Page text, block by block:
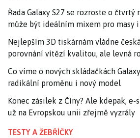
Řada Galaxy S27 se rozroste o
může být ideálním mixem pro masy
Nejlepším 3D tiskárnám vládne
porovnání vítězí kvalitou, ale levná
Co víme o nových skládačkách
radikální proměnu i nový model
Konec zásilek z Číny? Ale kdepak, e-
už na Evropskou unii zřejmě vyzrály
TESTY A ŽEBŘÍČKY